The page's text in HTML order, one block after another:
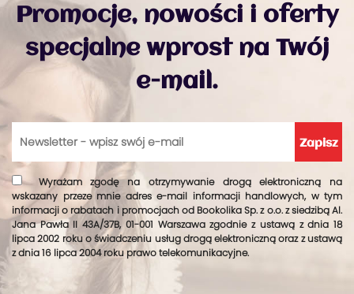
Promocje, nowości i oferty
specjalne wprost na Twój
e-mail.
Wyrażam zgodę na otrzymywanie drogą elektroniczną na
wskazany przeze mnie adres e-mail informacji handlowych, w tym
informacji o rabatach i promocjach od Bookolika Sp. z o.o. z siedzibą Al.
Jana Pawła II 43A/37B, 01-001 Warszawa zgodnie z ustawą z dnia 18
lipca 2002 roku o świadczeniu usług drogą elektroniczną oraz z ustawą
z dnia 16 lipca 2004 roku prawo telekomunikacyjne.